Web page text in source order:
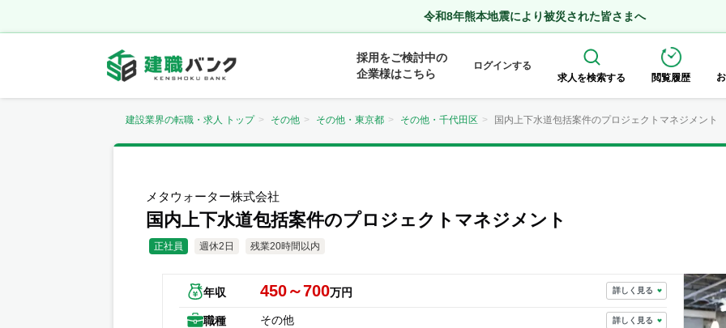
令和8年熊本地震により被災された皆さまへ
採用をご検討中の
企業様はこちら
ログインする
求人を検索する
閲覧履歴
建設業界の転職・求人 トップ その他 その他・東京都 その他・千代田区 国内上下水道包括案件のプロジェクトマネジメント
メタウォーター株式会社
国内上下水道包括案件のプロジェクトマネジメント
正社員 週休2日 残業20時間以内
年収 450～700万円 詳しく見る
職種 その他 詳しく見る